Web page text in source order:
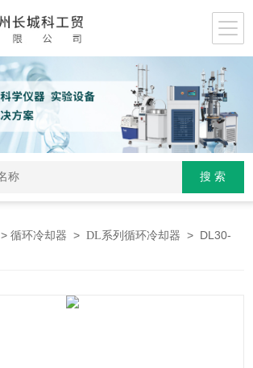
>循环冷却器 >DL系列循环冷却器 > DL30-